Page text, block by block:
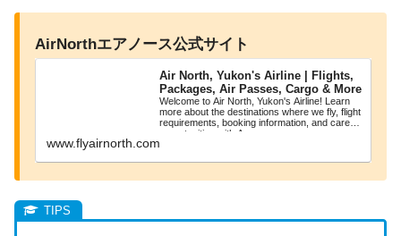
AirNorthエアノース公式サイト
Air North, Yukon's Airline | Flights,
Packages, Air Passes, Cargo & More
Welcome to Air North, Yukon's Airline! Learn
more about the destinations where we fly, flight
requirements, booking information, and career
opportunities with A...
www.flyairnorth.com